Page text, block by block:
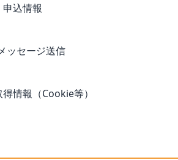
込情報
ッセージ送信
情報（Cookie等）